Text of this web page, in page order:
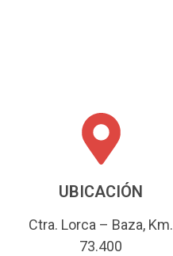
UBICACIÓN
Ctra. Lorca – Baza, Km.
73.400